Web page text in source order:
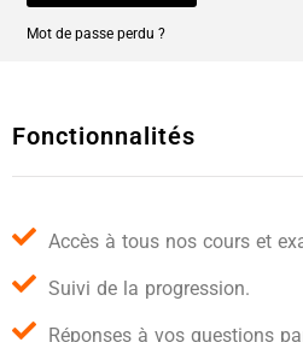
Mot de passe perdu ?
Fonctionnalités
Accès à tous nos cours et
Suivi de la progression.
Réponses à vos questions